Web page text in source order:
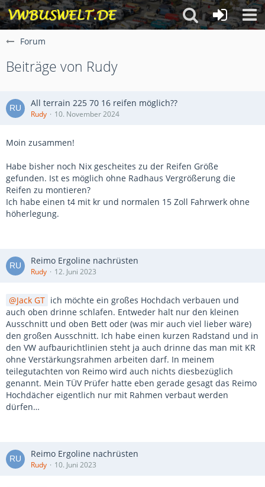
Forum
Beiträge von Rudy
All terrain 225 70 16 reifen möglich??
Rudy 10. November 2024
Moin zusammen!
Habe bisher noch Nix gescheites zu der Reifen Größe
gefunden. Ist es möglich ohne Radhaus Vergrößerung die
Reifen zu montieren?
Ich habe einen t4 mit kr und normalen 15 Zoll Fahrwerk ohne
höherlegung.
Reimo Ergoline nachrüsten
Rudy 12. Juni 2023
Jack GT ich möchte ein großes Hochdach verbauen und
auch oben drinne schlafen. Entweder halt nur den kleinen
Ausschnitt und oben Bett oder (was mir auch viel lieber wäre)
den großen Ausschnitt. Ich habe einen kurzen Radstand und in
den VW aufbaurichtlinien steht ja auch drinne das man mit KR
ohne Verstärkungsrahmen arbeiten darf. In meinem
teilegutachten von Reimo wird auch nichts diesbezüglich
genannt. Mein TÜV Prüfer hatte eben gerade gesagt das Reimo
Hochdächer eigentlich nur mit Rahmen verbaut werden
dürfen…
Reimo Ergoline nachrüsten
Rudy 10. Juni 2023